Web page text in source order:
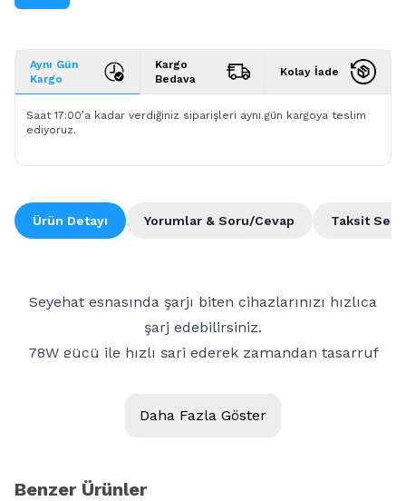
Aynı Gün
Kargo
Kargo
Bedava
Kolay İade
Saat 17:00’a kadar verdiğiniz siparişleri aynı gün kargoya teslim
ediyoruz.
Ürün Detayı Taksit
Yorumlar & Soru/Cevap
Seyehat esnasında şarjı biten cihazlarınızı hızlıca
şarj edebilirsiniz.
78W gücü ile hızlı şarj ederek zamandan tasarruf
Malzeme: PC + Alüminyum Alaşım
Daha Fazla Göster
Benzer Ürünler